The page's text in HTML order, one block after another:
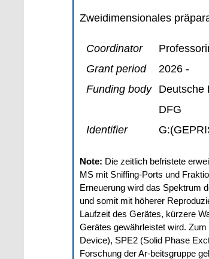
Zweidimensionales
Coordinator
Grant period
2026 -
Funding body Deutsche
DFG
Identifier
Note: Die zeitlich befristete
MS mit Sniffing-Ports und
Erneuerung wird das Spektrum
und somit mit höherer
Laufzeit des Gerätes, kürzere
Gerätes gewährleistet wird.
Device), SPE2 (Solid Phase
Forschung der Ar-beitsgruppe